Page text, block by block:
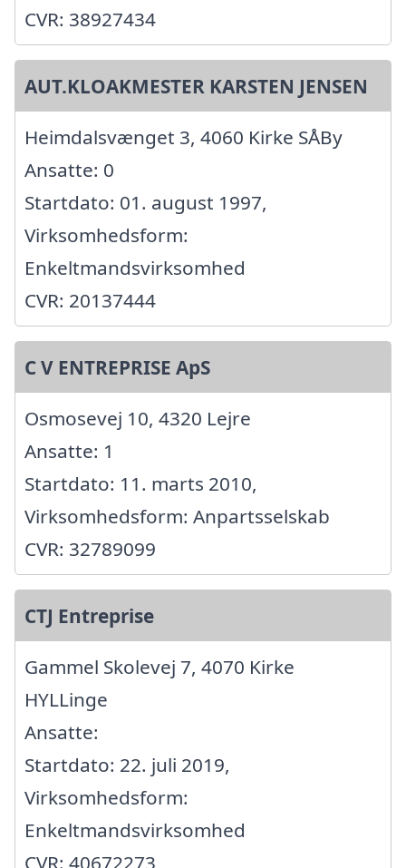
CVR: 38927434
AUT.KLOAKMESTER KARSTEN JENSEN
Heimdalsvænget 3, 4060 Kirke SÅBy
Ansatte: 0
Startdato: 01. august 1997,
Virksomhedsform:
Enkeltmandsvirksomhed
CVR: 20137444
C V ENTREPRISE ApS
Osmosevej 10, 4320 Lejre
Ansatte: 1
Startdato: 11. marts 2010,
Virksomhedsform: Anpartsselskab
CVR: 32789099
CTJ Entreprise
Gammel Skolevej 7, 4070 Kirke
HYLLinge
Ansatte:
Startdato: 22. juli 2019,
Virksomhedsform:
Enkeltmandsvirksomhed
CVR: 40672273